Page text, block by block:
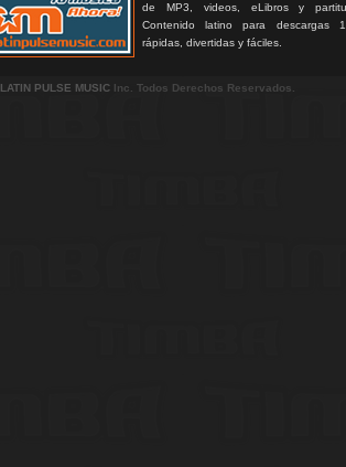
de MP3, videos, eLibros y
Contenido latino para descargas
rápidas, divertidas y fáciles.
LATIN PULSE MUSIC Inc. Todos Derechos Reservados.